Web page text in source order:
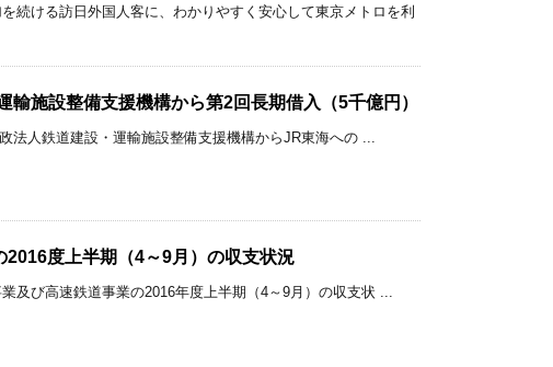
続ける訪日外国人客に、わかりやすく安心して東京メトロを利
輸施設整備支援機構から第2回長期借入（5千億円）
法人鉄道建設・運輸施設整備支援機構からJR東海への ...
2016度上半期（4～9月）の収支状況
及び高速鉄道事業の2016年度上半期（4～9月）の収支状 ...